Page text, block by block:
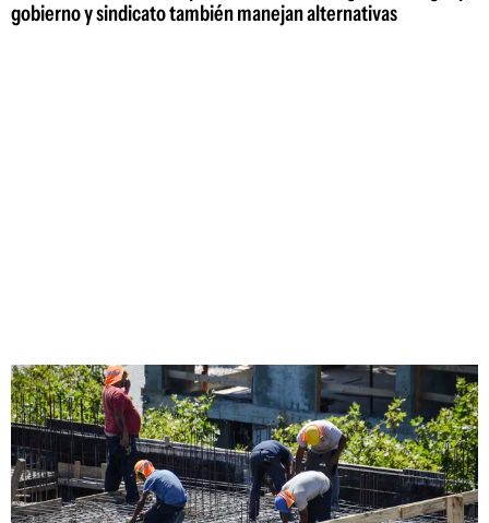
gobierno y sindicato también manejan alternativas